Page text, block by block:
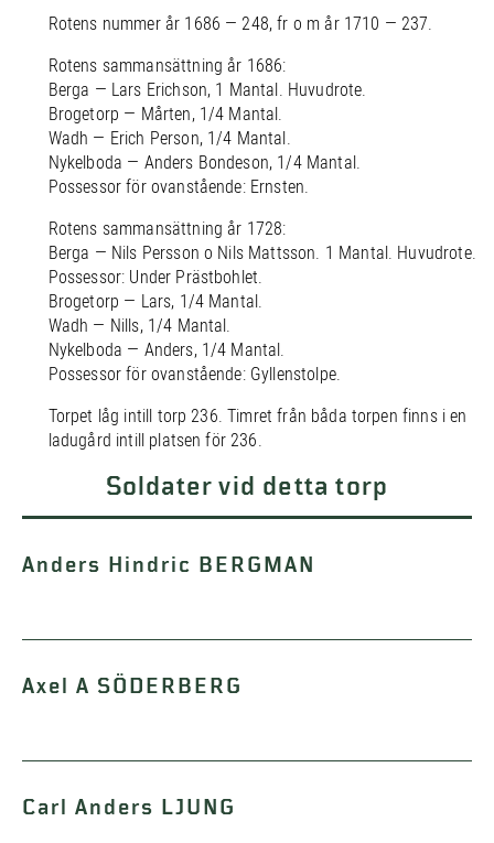
Rotens nummer år 1686 — 248, fr o m år 1710 — 237.
Rotens sammansättning år 1686:
Berga — Lars Erichson, 1 Mantal. Huvudrote.
Brogetorp — Mårten, 1/4 Mantal.
Wadh — Erich Person, 1/4 Mantal.
Nykelboda — Anders Bondeson, 1/4 Mantal.
Possessor för ovanstående: Ernsten.
Rotens sammansättning år 1728:
Berga — Nils Persson o Nils Mattsson. 1 Mantal. Huvudrote.
Possessor: Under Prästbohlet.
Brogetorp — Lars, 1/4 Mantal.
Wadh — Nills, 1/4 Mantal.
Nykelboda — Anders, 1/4 Mantal.
Possessor för ovanstående: Gyllenstolpe.
Torpet låg intill torp 236. Timret från båda torpen finns i en
ladugård intill platsen för 236.
Soldater vid detta torp
Anders Hindric BERGMAN
Axel A SÖDERBERG
Carl Anders LJUNG